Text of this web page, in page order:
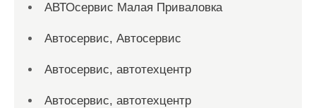
АВТОсервис Малая Приваловка
Автосервис, Автосервис
Автосервис, автотехцентр
Автосервис, автотехцентр